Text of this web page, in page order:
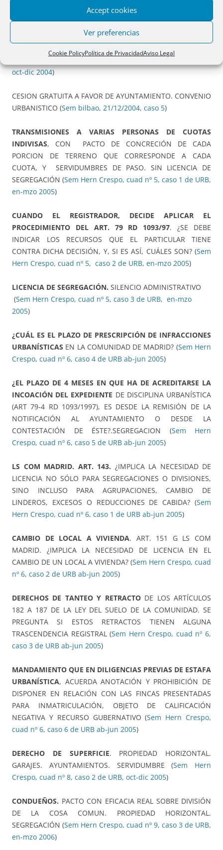
Accept cookies
Ver preferencias
Cookie PolicyPolítica de PrivacidadAviso Legal
VINCULACIÓN “OB REM” DESAFECTACIÓN (
Crespo, cuad nº 4, caso 4 de URB, oct-dic 2004)
oct-dic 2004)
CESION GRATUITA A FAVOR DE AYUNTAMIENTO. CONVENIO
URBANISTICO (Sem bilbao, 21/12/2004, caso 5)
TRANSMISIONES A VARIAS PERSONAS DE CUOTAS
INDIVISAS, CON PACTO DE CONCRECIÓN DE CADA
PORCION DE TERRENO QUE CORRESPONDE A CADA
CUOTA, Y SERVIDUMBRES DE PASO. SIN LICENCIA DE
SEGREGACIÓN (Sem Hern Crespo, cuad nº 5, caso 1 de URB,
en-mzo 2005)
CUANDO EL REGISTRADOR, DECIDE APLICAR EL
PROCEDIMIENTO DEL ART. 79 RD 1093/97. ¿SE DEBE
INDICAR LOS RECURSOS QUE EL PARTICULAR TIENE
CONTRA DICHA DECISIÓN, Y, SI ES ASÍ, CUÁLES SON? (Sem
Hern Crespo, cuad nº 5, caso 2 de URB, en-mzo 2005)
LICENCIA DE SEGREGACIÓN. SILENCIO ADMINISTRATIVO
(Sem Hern Crespo, cuad nº 5, caso 3 de URB, en-mzo
2005)
¿CUÁL ES EL PLAZO DE PRESCRIPCIÓN DE INFRACCIONES
URBANÍSTICAS EN LA COMUNIDAD DE MADRID? (Sem Hern
Crespo, cuad nº 6, caso 4 de URB ab-jun 2005)
¿EL PLAZO DE 4 MESES EN QUE HA DE ACREDITARSE LA
INCOACIÓN DEL EXPEDIENTE DE DISCIPLINA URBANÍSTICA
(ART 79-4 RD 1093/1997), ES DESDE LA REMISIÓN DE LA
NOTIFICACIÓN AL AYUNTAMIENTO O DESDE LA
CONTESTACIÓN DE ÉSTE?.SEGREGACION (Sem Hern
Crespo, cuad nº 6, caso 5 de URB ab-jun 2005)
LS COM MADRID. ART. 143. ¿IMPLICA LA NECESIDAD DE
LICENCIA NO SÓLO PARA SEGREGACIONES O DIVISIONES,
SINO INCLUSO PARA AGRUPACIONES, CAMBIO DE
LINDEROS, EXCESOS O REDUCCIONES DE CABIDA? (Sem
Hern Crespo, cuad nº 6, caso 1 de URB ab-jun 2005)
CAMBIO DE LOCAL A VIVIENDA. ART. 151 G LS COM
MADRID. ¿IMPLICA LA NECESIDAD DE LICENCIA EN EL
CAMBIO DE UN LOCAL A VIVIENDA? (Sem Hern Crespo, cuad
nº 6, caso 2 de URB ab-jun 2005)
DERECHOS DE TANTEO Y RETRACTODE LOS ARTÍCULOS
182 A 187 DE LA LEY DEL SUELO DE LA COMUNIDAD. SE
PREGUNTA SI ESTOS RETRACTOS TIENEN ALGUNA
TRASCENDENCIA REGISTRAL (Sem Hern Crespo, cuad nº 6,
caso 3 de URB ab-jun 2005)
MANDAMIENTO QUE EN DILIGENCIAS PREVIAS DE ESTAFA
URBANÍSTICA, ACUERDA ANOTACIÓN Y PROHIBICIÓN DE
DISPONER EN RELACIÓN CON LAS FINCAS PRESENTADAS
PARA INMATRICULACIÓN, OBJETO DE CALIFICACIÓN
NEGATIVA Y RECURSO GUBERNATIVO (Sem Hern Crespo,
cuad nº 6, caso 6 de URB ab-jun 2005)
DERECHO DE SUPERFICIE. PROPIEDAD HORIZONTAL.
GARAJES. AYUNTAMIENTOS. SERVIDUMBRE (Sem Hern
Crespo, cuad nº 8, caso 2 de URB, oct-dic 2005)
CONDUEÑOS. PACTO CON EFICACIA REAL SOBRE DIVISIÓN
DE LA COSA COMUN. PROPIEDAD HORIZONTAL.
SEGREGACIÓN (Sem Hern Crespo, cuad nº 9, caso 3 de URB,
en-mzo 2006)